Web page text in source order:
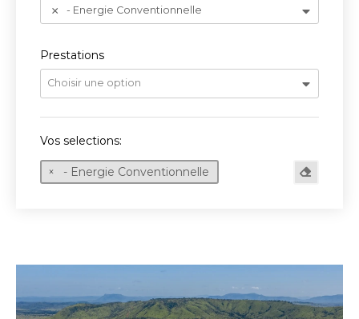
- Energie Conventionnelle
Prestations
Choisir une option
Vos selections:
- Energie Conventionnelle